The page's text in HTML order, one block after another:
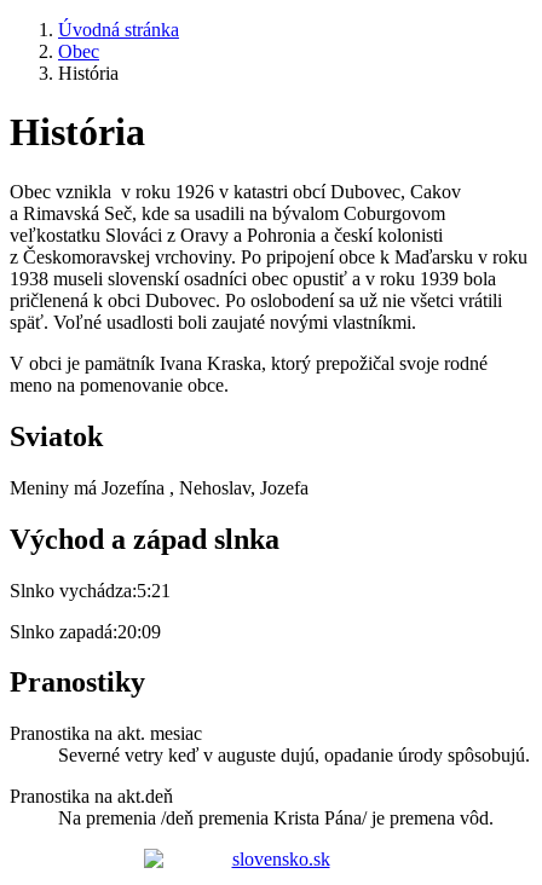
Úvodná stránka
Obec
História
História
Obec vznikla v roku 1926 v katastri obcí Dubovec, Cakov
a Rimavská Seč, kde sa usadili na bývalom Coburgovom
veľkostatku Slováci z Oravy a Pohronia a českí kolonisti
z Českomoravskej vrchoviny. Po pripojení obce k Maďarsku v roku
1938 museli slovenskí osadníci obec opustiť a v roku 1939 bola
pričlenená k obci Dubovec. Po oslobodení sa už nie všetci vrátili
späť. Voľné usadlosti boli zaujaté novými vlastníkmi.
V obci je pamätník Ivana Kraska, ktorý prepožičal svoje rodné
meno na pomenovanie obce.
Sviatok
Meniny má Jozefína , Nehoslav, Jozefa
Východ a západ slnka
Slnko vychádza:5:21
Slnko zapadá:20:09
Pranostiky
Pranostika na akt. mesiac
Severné vetry keď v auguste dujú, opadanie úrody spôsobujú.
Pranostika na akt.deň
Na premenia /deň premenia Krista Pána/ je premena vôd.